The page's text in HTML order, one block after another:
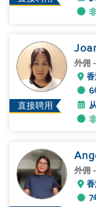
直接聘用
外佣
6
外佣
7